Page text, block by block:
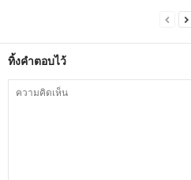
ทิ้งคำตอบไว้